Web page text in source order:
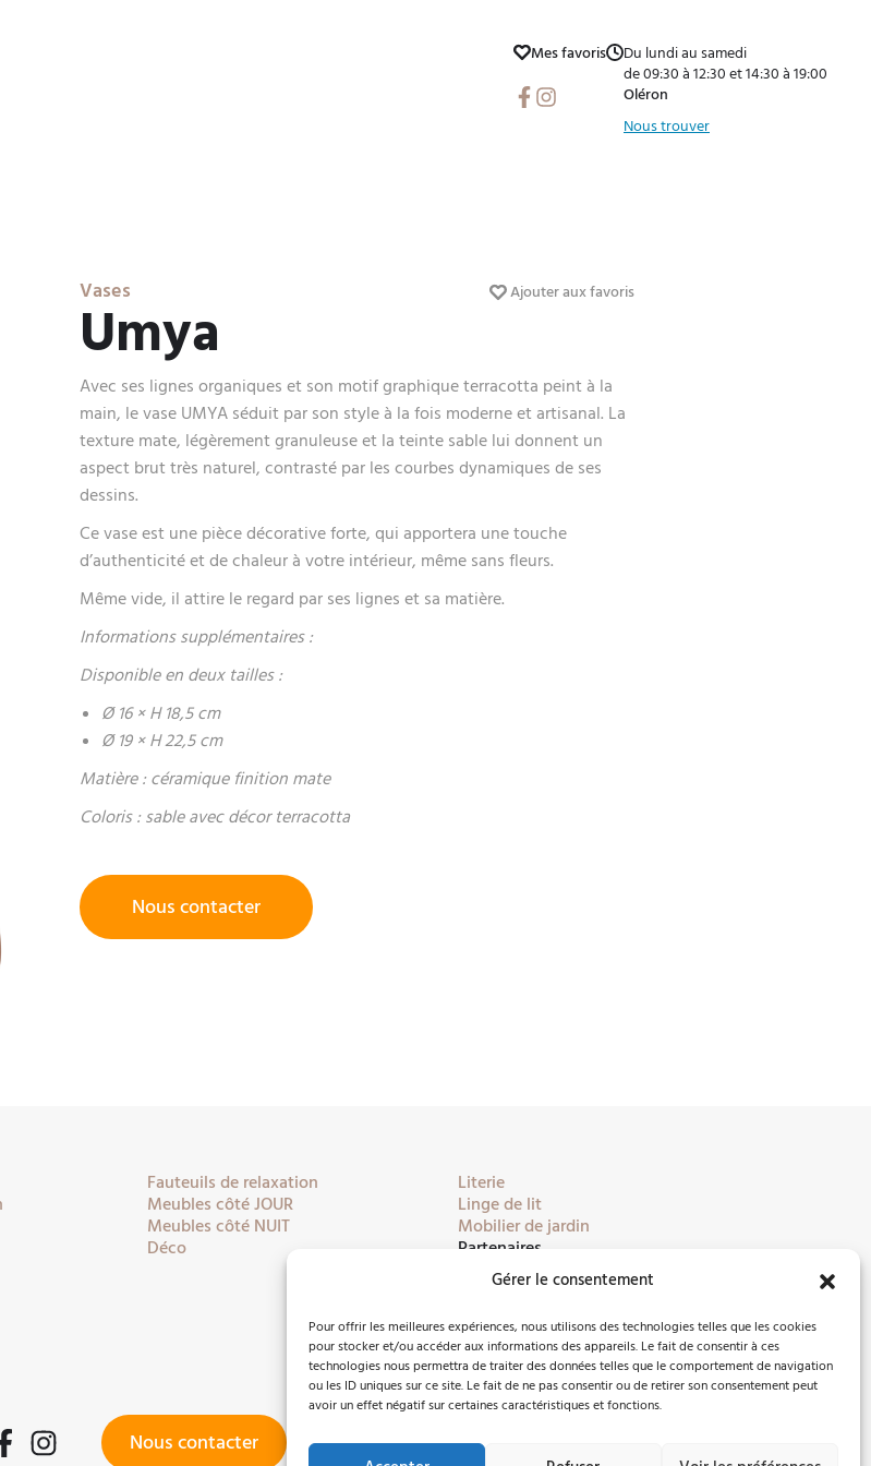
Gérer le consentement
Pour offrir les meilleures expériences, nous utilisons des technologies telles que les cookies
pour stocker et/ou accéder aux informations des appareils. Le fait de consentir à ces
technologies nous permettra de traiter des données telles que le comportement de navigation
ou les ID uniques sur ce site. Le fait de ne pas consentir ou de retirer son consentement peut
avoir un effet négatif sur certaines caractéristiques et fonctions.
Mes favoris
Facebook
Instagram
Du lundi au samedi
de 09:30 à 12:30 et 14:30 à 19:00
Oléron
Nous trouver
Vases
Umya
Ajouter aux favoris
Avec ses lignes organiques et son motif graphique terracotta peint à la
main, le vase UMYA séduit par son style à la fois moderne et artisanal. La
texture mate, légèrement granuleuse et la teinte sable lui donnent un
aspect brut très naturel, contrasté par les courbes dynamiques de ses
dessins.
Ce vase est une pièce décorative forte, qui apportera une touche
d’authenticité et de chaleur à votre intérieur, même sans fleurs.
Même vide, il attire le regard par ses lignes et sa matière.
Informations supplémentaires :
Disponible en deux tailles :
Ø 16 × H 18,5 cm
Ø 19 × H 22,5 cm
Matière : céramique finition mate
Coloris : sable avec décor terracotta
Nous contacter
Fauteuils de relaxation
Meubles côté JOUR
Meubles côté NUIT
Déco
Literie
Linge de lit
Mobilier de jardin
Partenaires
Instagram Nous contacter